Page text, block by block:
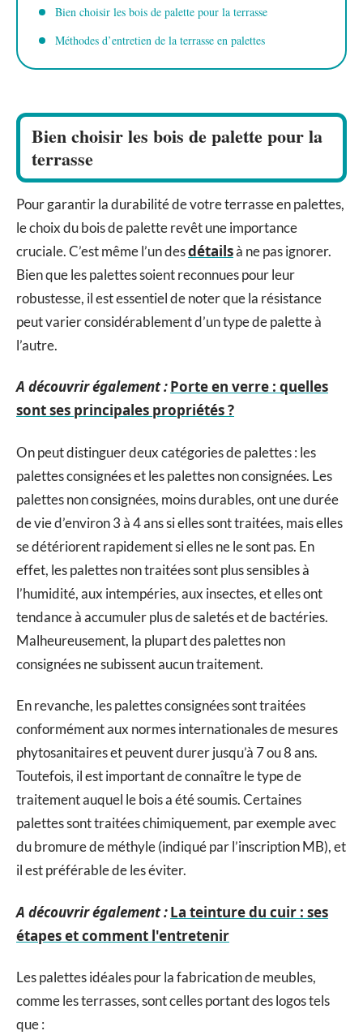
Bien choisir les bois de palette pour la terrasse
Méthodes d’entretien de la terrasse en palettes
Bien choisir les bois de palette pour la
terrasse
Pour garantir la durabilité de votre terrasse en palettes,
le choix du bois de palette revêt une importance
cruciale. C’est même l’un desdétailsà ne pas ignorer.
Bien que les palettes soient reconnues pour leur
robustesse, il est essentiel de noter que la résistance
peut varier considérablement d’un type de palette à
l’autre.
A découvrir également :Porte en verre : quelles
sont ses principales propriétés ?
On peut distinguer deux catégories de palettes : les
palettes consignées et les palettes non consignées. Les
palettes non consignées, moins durables, ont une durée
de vie d’environ 3 à 4 ans si elles sont traitées, mais elles
se détériorent rapidement si elles ne le sont pas. En
effet, les palettes non traitées sont plus sensibles à
l’humidité, aux intempéries, aux insectes, et elles ont
tendance à accumuler plus de saletés et de bactéries.
Malheureusement, la plupart des palettes non
consignées ne subissent aucun traitement.
En revanche, les palettes consignées sont traitées
conformément aux normes internationales de mesures
phytosanitaires et peuvent durer jusqu’à 7 ou 8 ans.
Toutefois, il est important de connaître le type de
traitement auquel le bois a été soumis. Certaines
palettes sont traitées chimiquement, par exemple avec
du bromure de méthyle (indiqué par l’inscription MB), et
il est préférable de les éviter.
A découvrir également :La teinture du cuir : ses
étapes et comment l'entretenir
Les palettes idéales pour la fabrication de meubles,
comme les terrasses, sont celles portant des logos tels
que :